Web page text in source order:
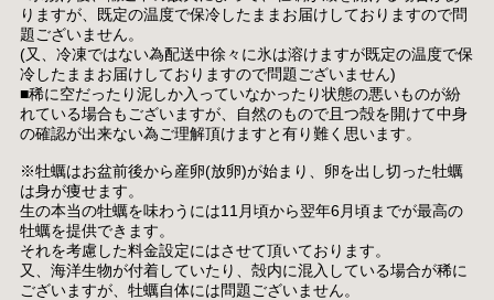
りますが、既定の温度で保冷したままお届けしておりますので問
題ございません。
(又、冷凍ではない為配送中徐々に氷は溶けますが既定の温度で保
冷したままお届けしておりますので問題ございません)
■稀に空だったり泥しか入っていなかったり状態の悪いものが紛
れている場合もございますが、自然のもので且つ殻を開けて中身
の確認が出来ない為ご理解頂けますと有り難く思います。
※牡蠣はお盆前後から産卵(放卵)が始まり、卵を出し切った牡蠣
は身が痩せます。
生の本当の牡蠣を味わうには11月頃から翌年6月頃までが最高の
牡蠣を提供できます。
それを考慮した料金設定にはさせて頂いております。
又、海洋生物が付着していたり、殻内に混入している場合が稀に
ございますが、牡蠣自体には問題ございません。